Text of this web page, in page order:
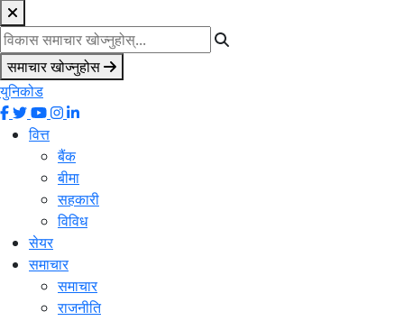
समाचार खोज्नुहोस
युनिकोड
वित्त
बैंक
बीमा
सहकारी
विविध
सेयर
समाचार
समाचार
राजनीति